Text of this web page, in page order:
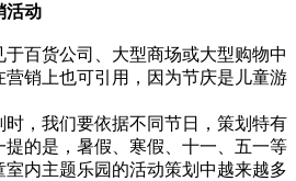
动
百货公司、大型商场或大型购物中
销上也可引用，因为节庆是儿童游
，我们要依据不同节日，策划特有
的是，暑假、寒假、十一、五一等
内主题乐园的活动策划中越来越多